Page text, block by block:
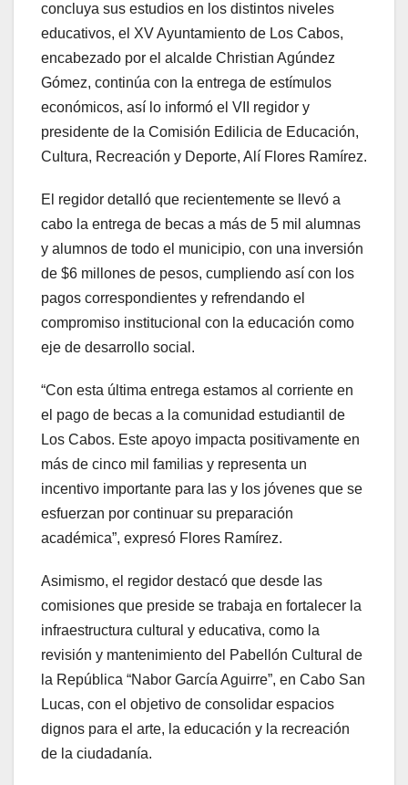
concluya sus estudios en los distintos niveles
educativos, el XV Ayuntamiento de Los Cabos,
encabezado por el alcalde Christian Agúndez
Gómez, continúa con la entrega de estímulos
económicos, así lo informó el VII regidor y
presidente de la Comisión Edilicia de Educación,
Cultura, Recreación y Deporte, Alí Flores Ramírez.
El regidor detalló que recientemente se llevó a
cabo la entrega de becas a más de 5 mil alumnas
y alumnos de todo el municipio, con una inversión
de $6 millones de pesos, cumpliendo así con los
pagos correspondientes y refrendando el
compromiso institucional con la educación como
eje de desarrollo social.
“Con esta última entrega estamos al corriente en
el pago de becas a la comunidad estudiantil de
Los Cabos. Este apoyo impacta positivamente en
más de cinco mil familias y representa un
incentivo importante para las y los jóvenes que se
esfuerzan por continuar su preparación
académica”, expresó Flores Ramírez.
Asimismo, el regidor destacó que desde las
comisiones que preside se trabaja en fortalecer la
infraestructura cultural y educativa, como la
revisión y mantenimiento del Pabellón Cultural de
la República “Nabor García Aguirre”, en Cabo San
Lucas, con el objetivo de consolidar espacios
dignos para el arte, la educación y la recreación
de la ciudadanía.